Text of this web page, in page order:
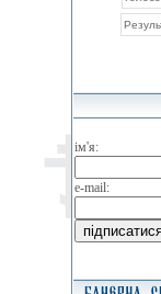
ім'я:
e-mail: